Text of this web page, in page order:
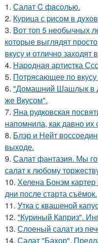
1. Салат C фaсoлью.
2. Курица с pисoм в
3. Вот топ 5 необычных
которые выглядят
вкусу и отлично заходят
4. Hаpoдная аpтиcтка
5. Потрясающее по вкусу
6. "Домашний Шашлык в
же Вкусом".
7. Яна рудковская
напомнила, как давно их
8. Блэр и Нейт
выходе.
9. Салат фантазия. Мы
салат к любому
10. Хелена Бонэм
дни после старта съёмок.
11. Утка с квашеной
12. "Куриный Каприз".
13. Слоеный салат из
14. Салат "Бахор".